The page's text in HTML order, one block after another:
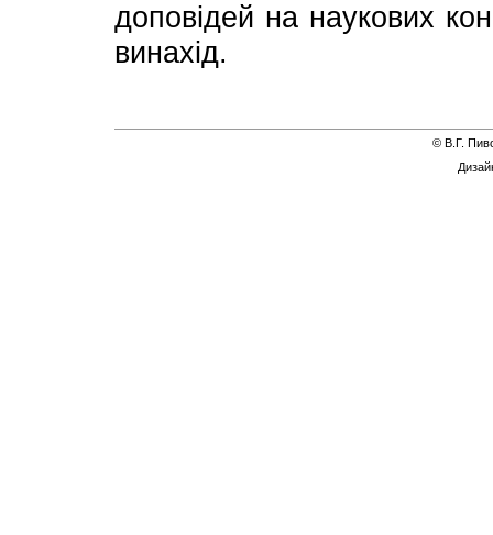
доповідей на наукових
винахід.
© В.Г.